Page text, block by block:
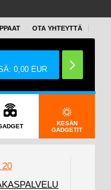
OTA YHTEYTTÄ
0,00 EUR
KESÄN
GADGETIT
20